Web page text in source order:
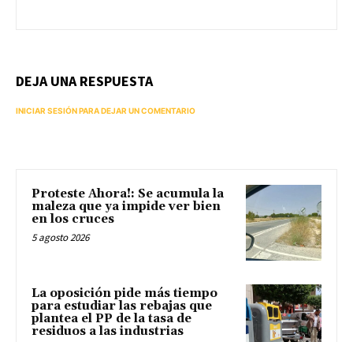
DEJA UNA RESPUESTA
INICIAR SESIÓN PARA DEJAR UN COMENTARIO
Proteste Ahora!: Se acumula la
maleza que ya impide ver bien
en los cruces
5 agosto 2026
La oposición pide más tiempo
para estudiar las rebajas que
plantea el PP de la tasa de
residuos a las industrias